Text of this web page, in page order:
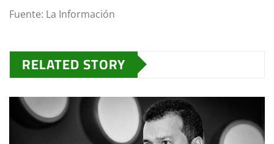
Fuente: La Información
RELATED STORY